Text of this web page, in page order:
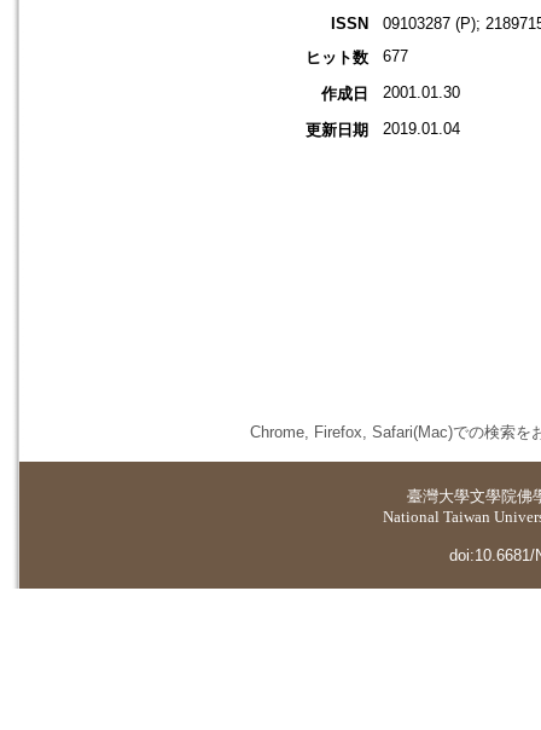
ISSN
09103287 (P);
ヒット数
677
作成日 2001.01.30
更新日期 2019.01.04
Chrome, Firefox, Safari(Mac)での検索を
臺灣大學文學院佛
National Taiwan
doi:10.6681/